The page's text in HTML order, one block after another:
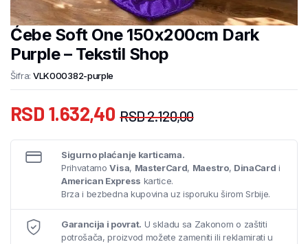
Ćebe Soft One 150x200cm Dark
Purple – Tekstil Shop
Šifra: VLK000382-purple
RSD2.120,00
RSD 1.632,40
Sigurno plaćanje karticama.
PrihvatamoVisa, MasterCard, Maestro, DinaCard i
American Express kartice.
Brza i bezbedna kupovina uz isporuku širom Srbije.
Garancija i povrat. U skladu sa Zakonom o zaštiti
potrošača, proizvod možete zameniti ili reklamirati u